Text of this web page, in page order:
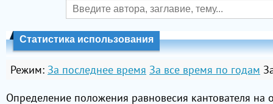
Статистика использования
Режим: За последнее время За все время по годам
Определение положения равновесия кантователя на